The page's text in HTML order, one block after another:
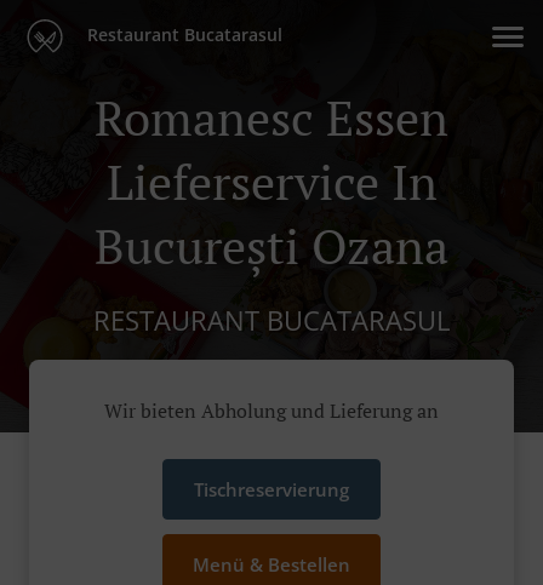
Restaurant Bucatarasul
Romanesc Essen
Lieferservice In
București Ozana
RESTAURANT BUCATARASUL
Wir bieten Abholung und Lieferung an
Tischreservierung
Menü & Bestellen